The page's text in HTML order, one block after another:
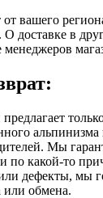
от вашего
О доставке в
альпинизма
Мы
по какой-то
дефекты, мы
или обмена.